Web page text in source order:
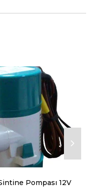
Pompası 12V